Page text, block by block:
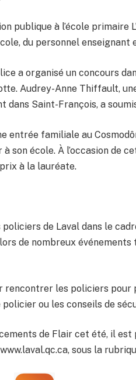
publique à l’école primaire
du personnel enseignant
a organisé un concours
Audrey-Anne Thiffault,
dans Saint-François, a
entrée familiale au
son école. À l’occasion de
à la lauréate.
de Laval dans le
de nombreux
rencontrer les policiers
ou les conseils de
de Flair cet été, il
sous la